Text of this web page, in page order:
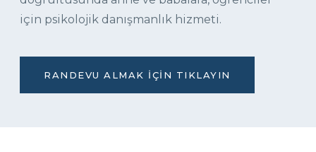
için psikolojik danışmanlık hizmeti.
RANDEVU ALMAK İÇIN TIKLAYIN